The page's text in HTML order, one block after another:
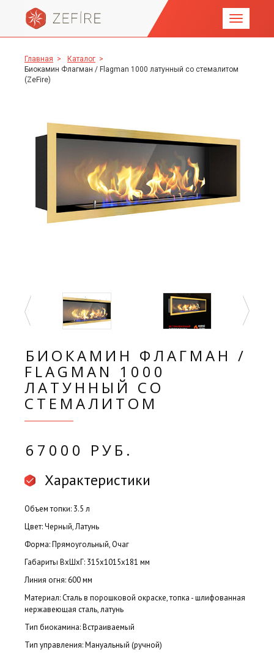
Главная > Каталог >
Биокамин Флагман / Flagman 1000 латунный со стемалитом
(ZeFire)
БИОКАМИН ФЛАГМАН /
FLAGMAN 1000
ЛАТУННЫЙ СО
СТЕМАЛИТОМ
67000 РУБ.
Характеристики
Объем топки: 3.5 л
Цвет: Черный, Латунь
Форма: Прямоугольный, Очаг
Габариты ВхШхГ: 315х1015х181 мм
Линия огня: 600 мм
Материал: Сталь в порошковой окраске, топка - шлифованная
нержавеющая сталь, латунь
Тип биокамина: Встраиваемый
Тип управления: Мануальный (ручной)